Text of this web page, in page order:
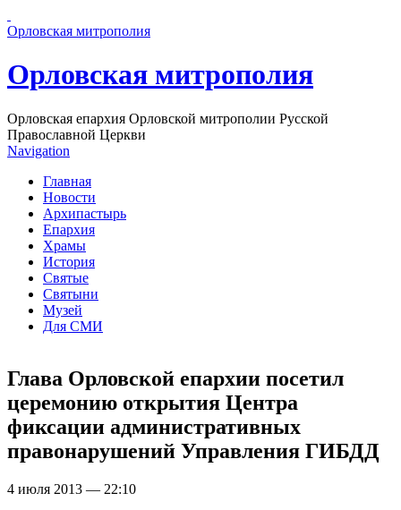
Орловская митрополия
Орловская митрополия
Орловская епархия Орловской митрополии Русской
Православной Церкви
Navigation
Главная
Новости
Архипастырь
Епархия
Храмы
История
Святые
Святыни
Музей
Для СМИ
Глава Орловской епархии посетил
церемонию открытия Центра
фиксации административных
правонарушений Управления ГИБДД
4 июля 2013 — 22:10